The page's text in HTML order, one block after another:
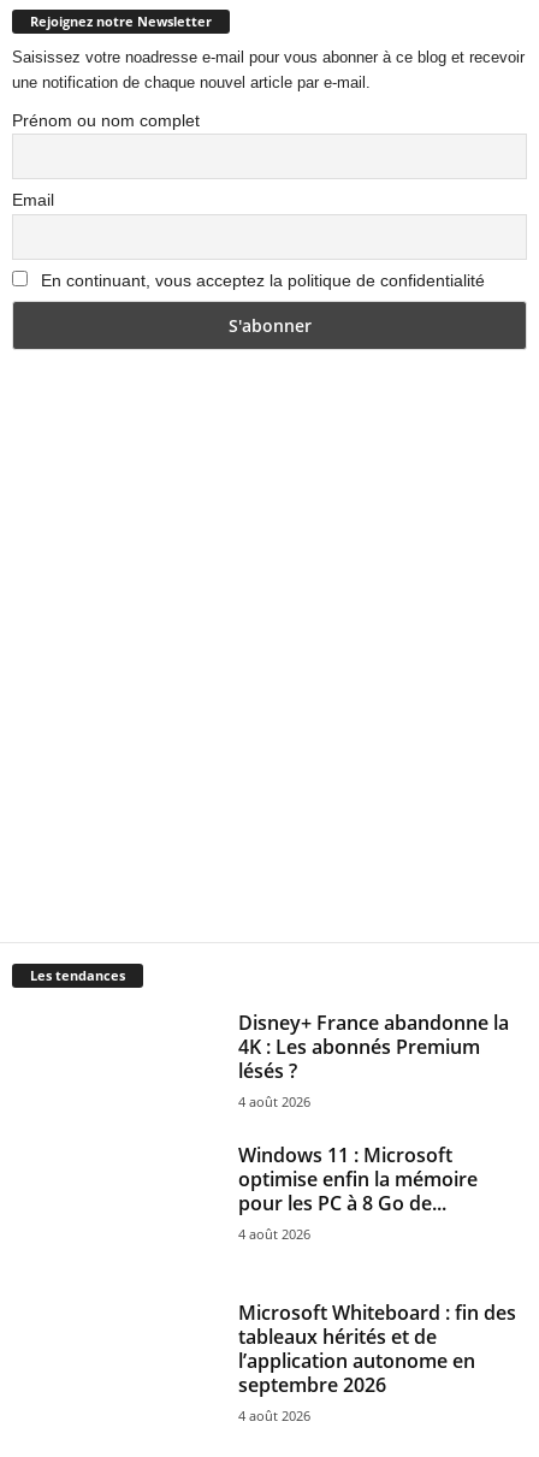
Rejoignez notre Newsletter
Saisissez votre noadresse e-mail pour vous abonner à ce blog et recevoir
une notification de chaque nouvel article par e-mail.
Prénom ou nom complet
Email
En continuant, vous acceptez la politique de confidentialité
Les tendances
Disney+ France abandonne la
4K : Les abonnés Premium
lésés ?
4 août 2026
Windows 11 : Microsoft
optimise enfin la mémoire
pour les PC à 8 Go de...
4 août 2026
Microsoft Whiteboard : fin des
tableaux hérités et de
l’application autonome en
septembre 2026
4 août 2026